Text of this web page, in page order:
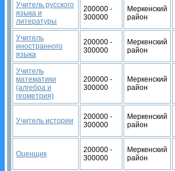
Учитель русского
языка и
литературы
200000 -
300000
Меркенский
район
Учитель
иностранного
языка
200000 -
300000
Меркенский
район
Учитель
математики
(алгебра и
геометрия)
200000 -
300000
Меркенский
район
Учитель истории
200000 -
300000
Меркенский
район
Оценщик
200000 -
300000
Меркенский
район